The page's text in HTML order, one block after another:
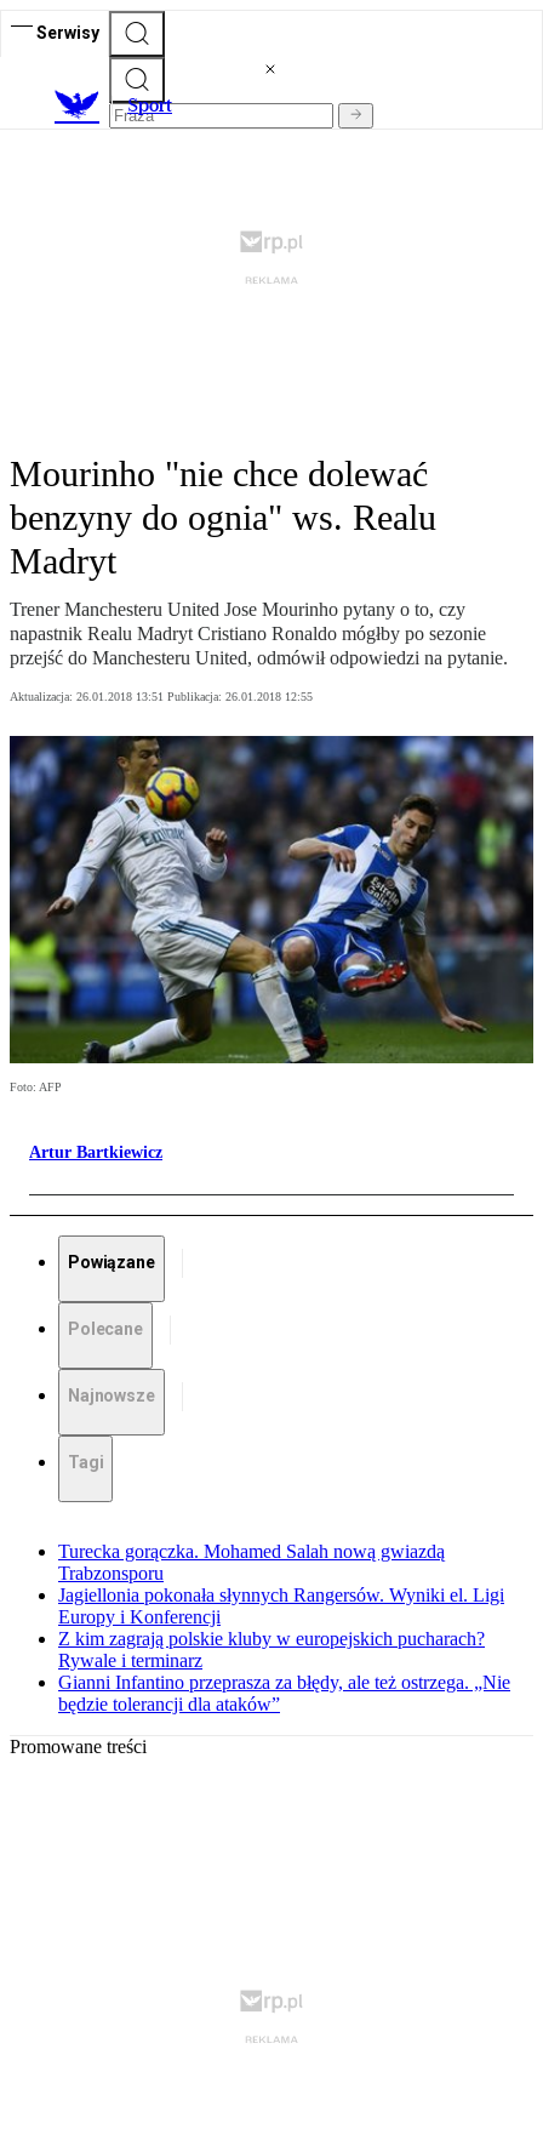
Serwisy
Sport
Mourinho "nie chce dolewać
benzyny do ognia" ws. Realu
Madryt
Trener Manchesteru United Jose Mourinho pytany o to, czy
napastnik Realu Madryt Cristiano Ronaldo mógłby po sezonie
przejść do Manchesteru United, odmówił odpowiedzi na pytanie.
Aktualizacja: 26.01.2018 13:51 Publikacja: 26.01.2018 12:55
Foto: AFP
Artur Bartkiewicz
Powiązane
Polecane
Najnowsze
Tagi
Turecka gorączka. Mohamed Salah nową gwiazdą
Trabzonsporu
Jagiellonia pokonała słynnych Rangersów. Wyniki el. Ligi
Europy i Konferencji
Z kim zagrają polskie kluby w europejskich pucharach?
Rywale i terminarz
Gianni Infantino przeprasza za błędy, ale też ostrzega. „Nie
będzie tolerancji dla ataków”
Promowane treści